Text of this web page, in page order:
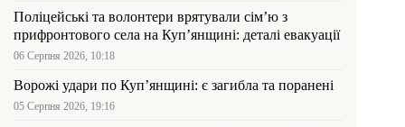
Поліцейські та волонтери врятували сім’ю з
прифронтового села на Куп’янщині: деталі евакуації
06 Серпня 2026, 10:18
Ворожі удари по Куп’янщині: є загибла та поранені
05 Серпня 2026, 19:16